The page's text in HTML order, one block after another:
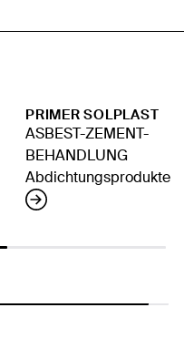
PRIMER SOLPLAST
ASBEST-ZEMENT-
BEHANDLUNG
Abdichtungsprodukte